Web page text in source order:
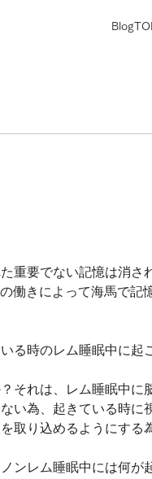
重要でない記憶は消
働きによって海馬で
る時のレム睡眠中に起
それは、レム睡眠中
い為、起きている時に
取り込めるようにする
ンレム睡眠中には何が